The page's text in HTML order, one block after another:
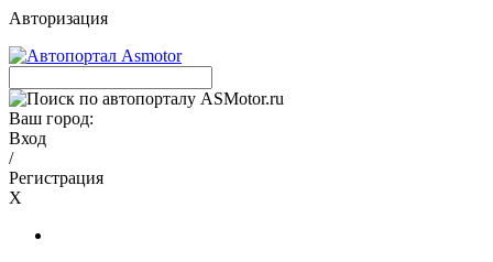
Авторизация
Ваш город:
Вход
/
Регистрация
X